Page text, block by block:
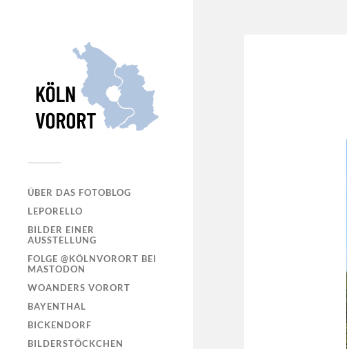
ÜBER DAS FOTOBLOG
LEPORELLO
BILDER EINER
AUSSTELLUNG
FOLGE @KÖLNVORORT BEI
MASTODON
WOANDERS VORORT
BAYENTHAL
BICKENDORF
BILDERSTÖCKCHEN